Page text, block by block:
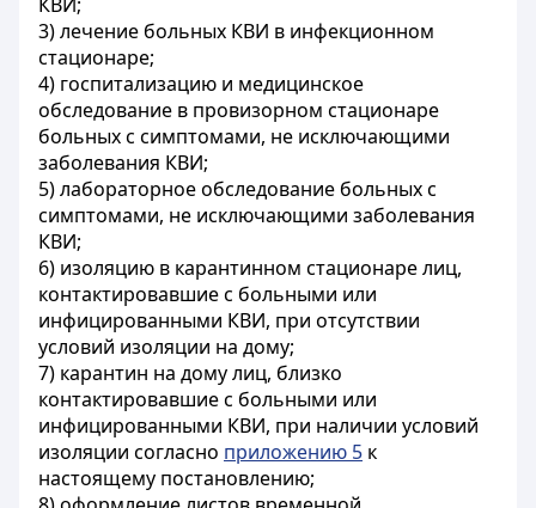
3) лечение больных КВИ в инфекционном
стационаре;
4) госпитализацию и медицинское
обследование в провизорном стационаре
больных с симптомами, не исключающими
заболевания КВИ;
5) лабораторное обследование больных с
симптомами, не исключающими заболевания
КВИ;
6) изоляцию в карантинном стационаре лиц,
контактировавшие с больными или
инфицированными КВИ, при отсутствии
условий изоляции на дому;
7) карантин на дому лиц, близко
контактировавшие с больными или
инфицированными КВИ, при наличии условий
изоляции согласно приложению 5 к
настоящему постановлению;